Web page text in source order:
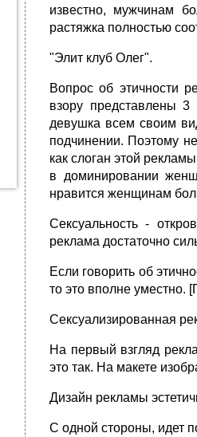
известно, мужчинам
растяжка полностью
"Элит клуб Олег".
Вопрос об этичности
взору представлены
девушка всем своим
подчинении. Поэтому
как слоган этой
в доминировании
нравится женщинам
Сексуальность -
реклама достаточно
Если говорить об
то это вполне уместно.
Сексуализированная
На первый взгляд
это так. На макете
Дизайн рекламы
С одной стороны, идет